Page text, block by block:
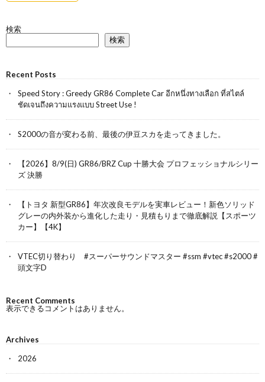
検索
検索
Recent Posts
Speed Story : Greedy GR86 Complete Car อีกหนึ่งทางเลือก ที่สไตล์
ชัดเจนถึงความแรงแบบ Street Use !
S2000の音が変わる前、最後の伊豆スカを走ってきました。
【2026】8/9(日) GR86/BRZ Cup 十勝大会 プロフェッショナルシリー
ズ 決勝
【トヨタ 新型GR86】年次改良モデルを実車レビュー！新色ソリッド
グレーの内外装から進化した走り・見積もりまで徹底解説【スポーツ
カー】【4K】
VTEC切り替わり #スーパーサウンドマスター #ssm #vtec #s2000 #
頭文字D
Recent Comments
表示できるコメントはありません。
Archives
2026